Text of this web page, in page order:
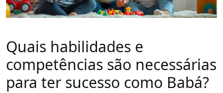
Quais habilidades e
competências são necessárias
para ter sucesso como Babá?